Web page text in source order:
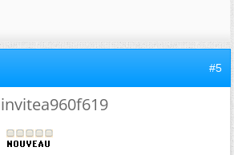
#5
invitea960f619